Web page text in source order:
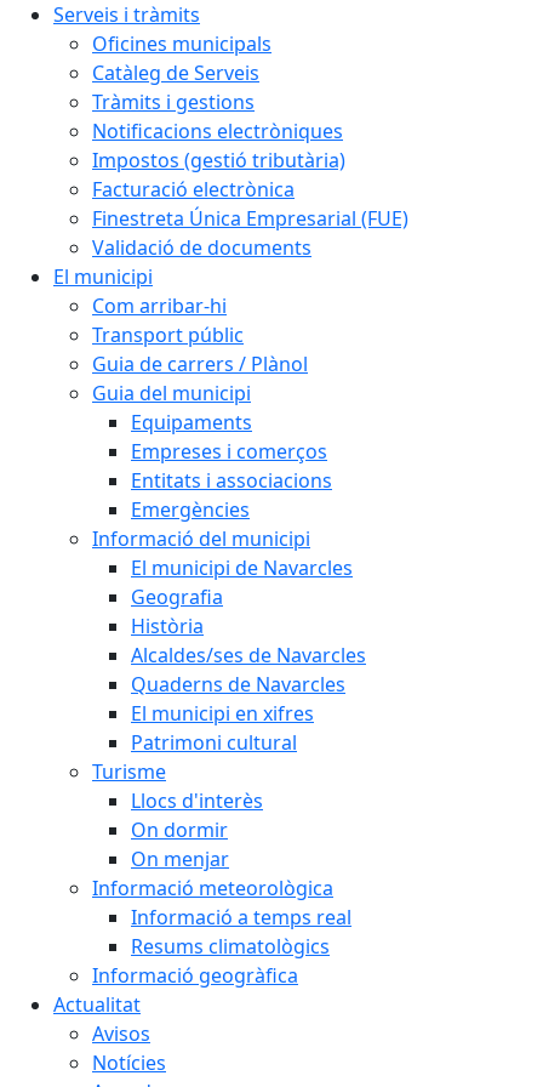
Serveis i tràmits
Oficines municipals
Catàleg de Serveis
Tràmits i gestions
Notificacions electròniques
Impostos (gestió tributària)
Facturació electrònica
Finestreta Única Empresarial (FUE)
Validació de documents
El municipi
Com arribar-hi
Transport públic
Guia de carrers / Plànol
Guia del municipi
Equipaments
Empreses i comerços
Entitats i associacions
Emergències
Informació del municipi
El municipi de Navarcles
Geografia
Història
Alcaldes/ses de Navarcles
Quaderns de Navarcles
El municipi en xifres
Patrimoni cultural
Turisme
Llocs d'interès
On dormir
On menjar
Informació meteorològica
Informació a temps real
Resums climatològics
Informació geogràfica
Actualitat
Avisos
Notícies